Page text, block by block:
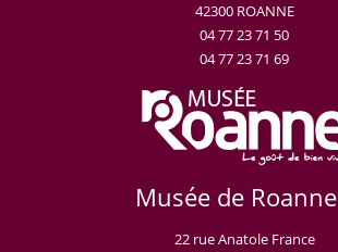
42300 ROANNE
04 77 23 71 50
04 77 23 71 69
Musée de Roanne
22 rue Anatole France